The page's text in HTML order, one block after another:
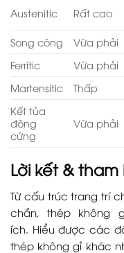
Austenitic Rất cao
Song công
Vừa phải
Ferritic
Vừa phải
Martensitic
Thấp
Kết tủa
đông
cứng
Vừa phải
Lời kết & tham
Từ cấu trúc trang trí
chắn, thép không
ích. Hiểu được các
thép không gỉ khác